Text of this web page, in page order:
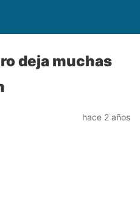
deja muchas
hace 2 años